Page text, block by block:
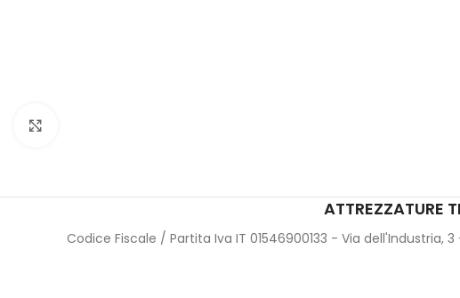
ATTREZZATURE
Codice Fiscale / Partita Iva IT 01546900133 - Via